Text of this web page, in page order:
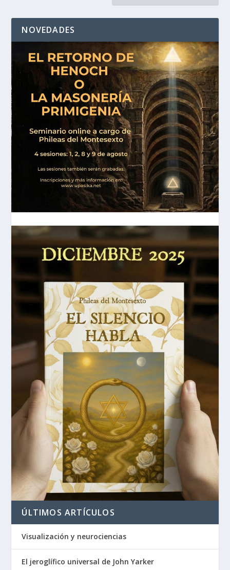
NOVEDADES
ÚLTIMOS ARTÍCULOS
Visualización y neurociencias
El jeroglífico universal de John Yarker